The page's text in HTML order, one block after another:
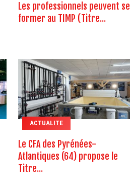
Les professionnels peuvent se
former au TIMP (Titre...
ACTUALITE
Le CFA des Pyrénées-
Atlantiques (64) propose le
Titre...